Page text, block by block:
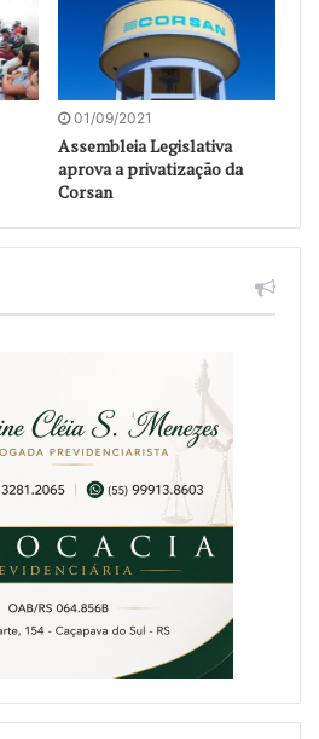
01/09/2021
Assembleia Legislativa
aprova a privatização da
Corsan